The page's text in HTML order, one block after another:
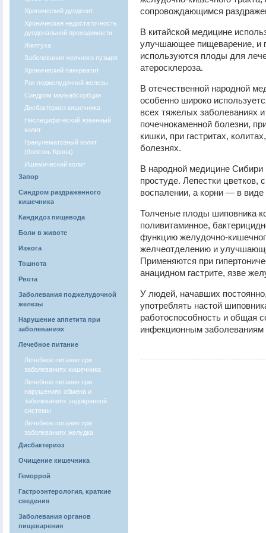
Хронический дуоденит
Хроническая недостаточность
дуоденальной проходимости
Желтуха
Заболевания желчного пузыря
Хронический панкреатит
Рак поджелудочной железы
Синдром мальабсорбции
Дисбактериоз кишечника
Неспецифический язвенный
колит
Гранулематозный колит
(болезнь Крона)
Ишемический колит
Запор
Синдром раздраженного
кишечника
Кандидоз пищевода
Боли в животе
Изжога
Тошнота
Рвота
Заболевания поджелудочной
железы
Нарушение аппетита при
заболеваниях
Лечебное питание
Лечебное питание при
заболеваниях кишечника
Лечебное питание при
нарушениях обмена и
заболеваниях эндокринной
системы
Лечебное питание при
заболеваниях желудка
Дисбактериоз
Очищение кишечника
Геморрой
Гастроэнтерология, краткие
сведения
Заболевания органов
пищеварения
сопровождающимся
В китайской медицине
улучшающее пищеварение, и
используются плоды для
атеросклероза.
В отечественной народной
особенно широко
всех тяжелых заболеваниях
почечнокаменной болезни,
кишки, при гастритах,
болезнях.
В народной медицине
простуде. Лепестки
воспалении, а корни — в
Толченые плоды шиповника
поливитаминное,
функцию желудочно-
желчеотделению и
Применяются при
анацидном гастрите, язве
У людей, начавших
употреблять настой
работоспособность и общая
инфекционным заболеваниям